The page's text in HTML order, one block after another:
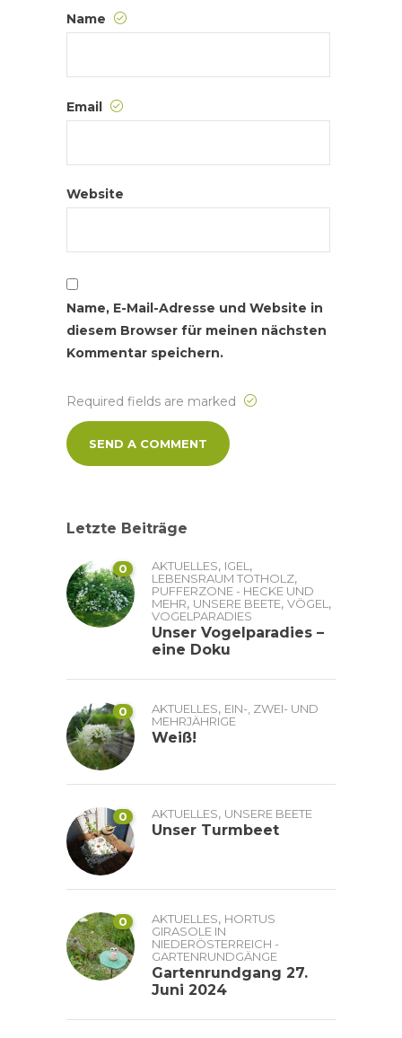
Name
Email
Website
Name, E-Mail-Adresse und Website in
diesem Browser für meinen nächsten
Kommentar speichern.
Required fields are marked
Letzte Beiträge
0 AKTUELLES, IGEL ,
LEBENSRAUM TOTHOLZ,
PUFFERZONE - HECKE UND
MEHR, UNSERE BEETE, VÖGEL ,
VOGELPARADIES
Unser Vogelparadies –
eine Doku
0 AKTUELLES, EIN-, ZWEI- UND
MEHRJÄHRIGE
Weiß!
0 AKTUELLES, UNSERE BEETE
Unser Turmbeet
0 AKTUELLES, HORTUS
GIRASOLE IN
NIEDERÖSTERREICH -
GARTENRUNDGÄNGE
Gartenrundgang 27.
Juni 2024